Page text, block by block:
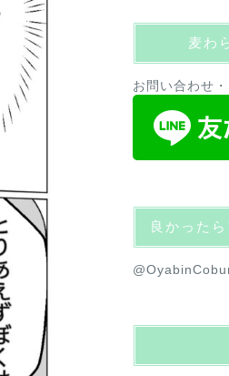
麦わ
お問い合わせ
良かった